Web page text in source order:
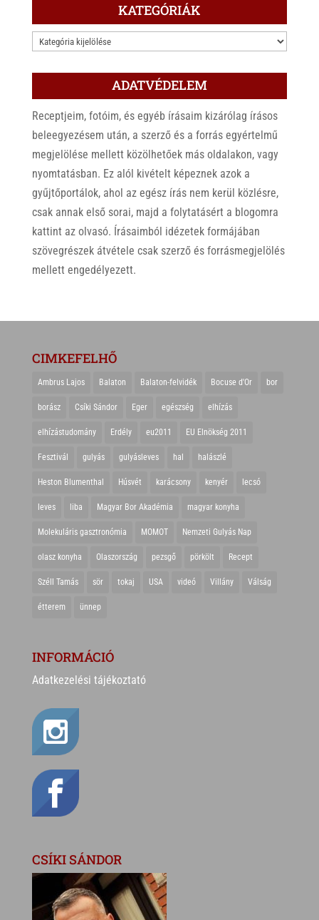
KATEGÓRIÁK
KATEGÓRIÁK
ADATVÉDELEM
Receptjeim, fotóim, és egyéb írásaim kizárólag írásos
beleegyezésem után, a szerző és a forrás egyértelmű
megjelölése mellett közölhetőek más oldalakon, vagy
nyomtatásban. Ez alól kivételt képeznek azok a
gyűjtőportálok, ahol az egész írás nem kerül közlésre,
csak annak első sorai, majd a folytatásért a blogomra
kattint az olvasó. Írásaimból idézetek formájában
szövegrészek átvétele csak szerző és forrásmegjelölés
mellett engedélyezett.
CIMKEFELHŐ
Ambrus Lajos Balaton Balaton-felvidék Bocuse d'Or bor
borász Csíki Sándor Eger egészség elhízás
elhízástudomány Erdély eu2011 EU Elnökség 2011
Fesztivál gulyás gulyásleves hal halászlé
Heston Blumenthal Húsvét karácsony kenyér lecsó
leves liba Magyar Bor Akadémia magyar konyha
Molekuláris gasztronómia MOMOT Nemzeti Gulyás Nap
olasz konyha Olaszország pezsgő pörkölt Recept
Széll Tamás sör tokaj USA videó Villány Válság
étterem ünnep
INFORMÁCIÓ
Adatkezelési tájékoztató
CSÍKI SÁNDOR